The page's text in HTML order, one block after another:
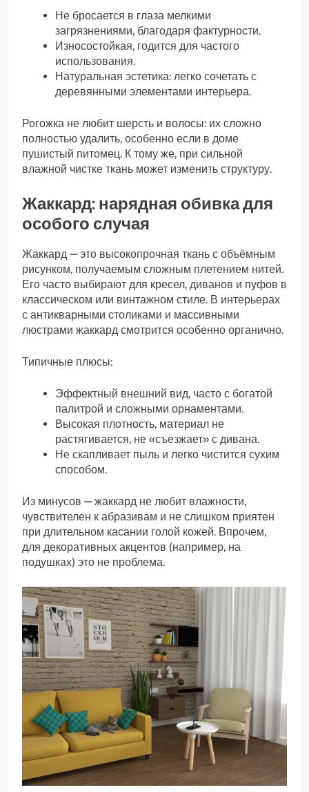
Не бросается в глаза мелкими
загрязнениями, благодаря фактурности.
Износостойкая, годится для частого
использования.
Натуральная эстетика: легко сочетать с
деревянными элементами интерьера.
Рогожка не любит шерсть и волосы: их сложно
полностью удалить, особенно если в доме
пушистый питомец. К тому же, при сильной
влажной чистке ткань может изменить структуру.
Жаккард: нарядная обивка для
особого случая
Жаккард — это высокопрочная ткань с объёмным
рисунком, получаемым сложным плетением нитей.
Его часто выбирают для кресел, диванов и пуфов в
классическом или винтажном стиле. В интерьерах
с антикварными столиками и массивными
люстрами жаккард смотрится особенно органично.
Типичные плюсы:
Эффектный внешний вид, часто с богатой
палитрой и сложными орнаментами.
Высокая плотность, материал не
растягивается, не «съезжает» с дивана.
Не скапливает пыль и легко чистится сухим
способом.
Из минусов — жаккард не любит влажности,
чувствителен к абразивам и не слишком приятен
при длительном касании голой кожей. Впрочем,
для декоративных акцентов (например, на
подушках) это не проблема.